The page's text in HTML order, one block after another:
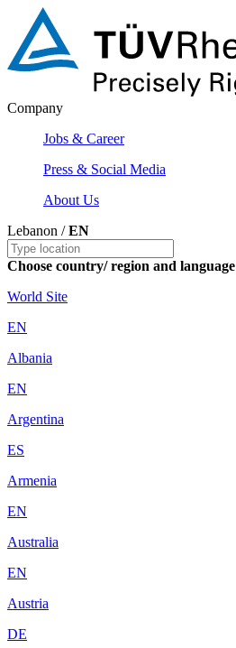
Company
Jobs & Career
Press & Social Media
About Us
Lebanon /EN
Choose country/ region and language
World Site
EN
Albania
EN
Argentina
ES
Armenia
EN
Australia
EN
Austria
DE